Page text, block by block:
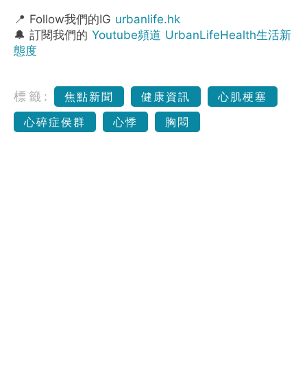
📍 Follow我們的IG urbanlife.hk
🔔 訂閱我們的 Youtube頻道 UrbanLifeHealth生活新
態度
標籤: 焦點新聞 健康資訊
心肌梗塞
心碎症侯群
心悸 胸悶